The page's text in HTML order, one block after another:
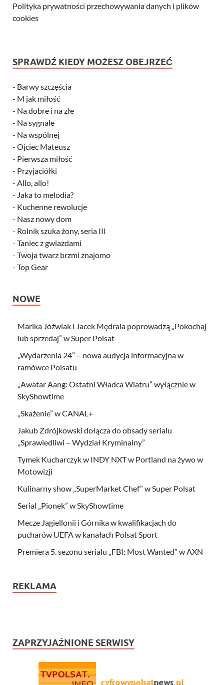
Polityka prywatności przechowywania danych i plików
cookies
SPRAWDŹ KIEDY MOŻESZ OBEJRZEĆ
- Barwy szczęścia
- M jak miłość
- Na dobre i na złe
- Na sygnale
- Na wspólnej
- Ojciec Mateusz
- Pierwsza miłość
- Przyjaciółki
- Allo, allo!
- Jaka to melodia?
- Kuchenne rewolucje
- Nasz nowy dom
- Rolnik szuka żony, seria III
- Taniec z gwiazdami
- Twoja twarz brzmi znajomo
- Top Gear
NOWE
Marika Jóźwiak i Jacek Mędrala poprowadzą „Pokochaj
lub sprzedaj” w Super Polsat
„Wydarzenia 24” – nowa audycja informacyjna w
ramówce Polsatu
„Awatar Aang: Ostatni Władca Wiatru” wyłącznie w
SkyShowtime
„Skażenie” w CANAL+
Jakub Zdrójkowski dołącza do obsady serialu
„Sprawiedliwi – Wydział Kryminalny”
Tymek Kucharczyk w INDY NXT w Portland na żywo w
Motowizji
Kulinarny show „SuperMarket Chef” w Super Polsat
Serial „Pionek” w SkyShowtime
Mecze Jagiellonii i Górnika w kwalifikacjach do
pucharów UEFA w kanałach Polsat Sport
Premiera 5. sezonu serialu „FBI: Most Wanted” w AXN
REKLAMA
ZAPRZYJAŹNIONE SERWISY